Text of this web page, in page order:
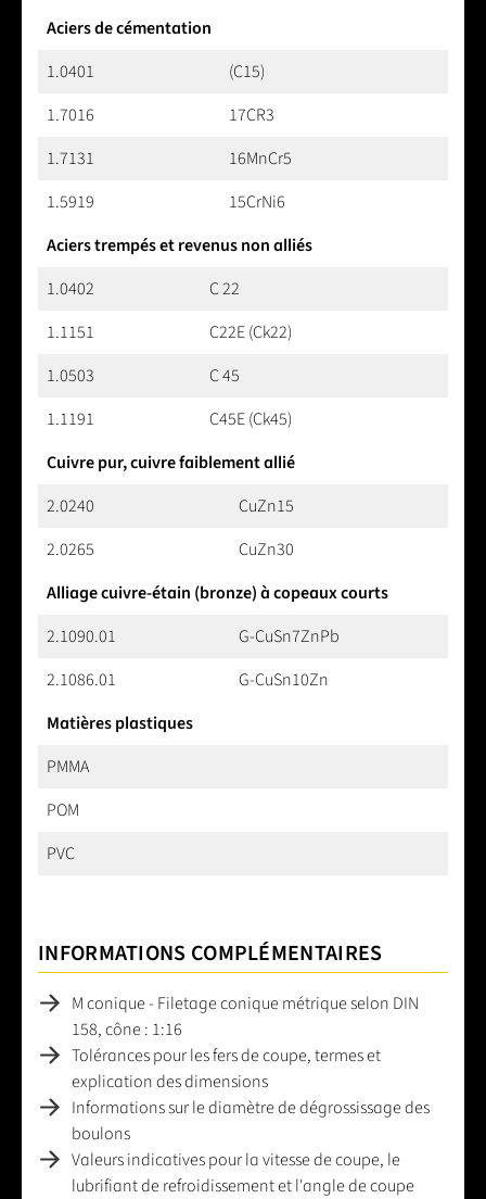
Aciers de cémentation
1.0401
(C15)
1.7016
17CR3
1.7131
16MnCr5
1.5919
15CrNi6
Aciers trempés et revenus non alliés
1.0402
C 22
1.1151
C22E (Ck22)
1.0503
C 45
1.1191
C45E (Ck45)
Cuivre pur, cuivre faiblement allié
2.0240
CuZn15
2.0265
CuZn30
Alliage cuivre-étain (bronze) à copeaux courts
2.1090.01
G-CuSn7ZnPb
2.1086.01
G-CuSn10Zn
Matières plastiques
PMMA
POM
PVC
INFORMATIONS COMPLÉMENTAIRES
M conique - Filetage conique métrique selon DIN
158, cône : 1:16
Tolérances pour les fers de coupe, termes et
explication des dimensions
Informations sur le diamètre de dégrossissage des
boulons
Valeurs indicatives pour la vitesse de coupe, le
lubrifiant de refroidissement et l'angle de coupe